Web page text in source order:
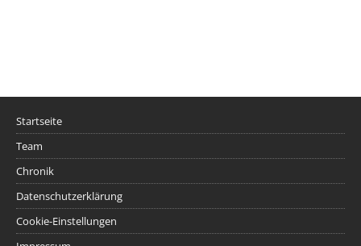
Startseite
Team
Chronik
Datenschutzerklärung
Cookie-Einstellungen